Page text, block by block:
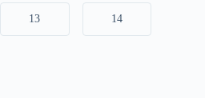
13 14